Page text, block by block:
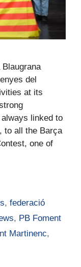
del
at its
linked to
to all the Barça
one of
,federació
, PB Foment
Martinenc,